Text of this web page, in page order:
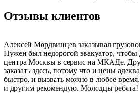
Отзывы клиентов
Алексей Мордвинцев заказывал
Нужен был недорогой эвакуатор, чтобы
центра Москвы в сервис на МКАДе.
заказать здесь, потому что и цены
быстро, и вызвать можно в любое
и другим рекомендую. Молодцы ребята!